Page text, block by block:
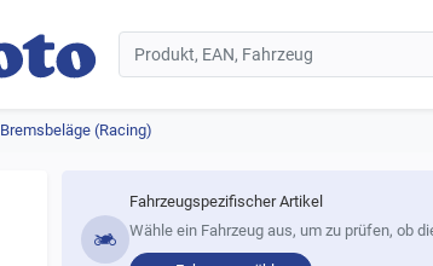
Bremsbeläge (Racing)
Fahrzeugspezifischer Artikel
Wähle ein Fahrzeug aus, um zu prüfen, ob